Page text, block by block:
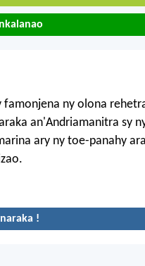
famonjena ny olona
an'Andriamanitra sy
ary ny toe-panahy
!